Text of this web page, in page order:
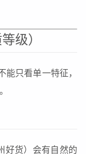
级）
能只看单一特征，
好货）会有自然的